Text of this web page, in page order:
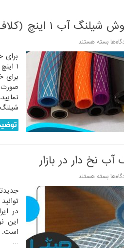
اینچ (کلاف ۵۰ متری) در ایران
برای
نمایندگی
فروش
شیلنگ
آب
۱
اینچ
(کلاف
۵۰
متری)
بسته هستند
برای
صورت
شیلنگ آب ۱
نخ دار در بازار
برای
قیمت
شیلنگ
آب
دار
در
بازار
بسته هستند
در
این
است.
…